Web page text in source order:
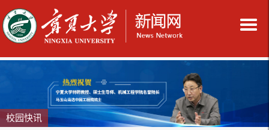
校园快讯